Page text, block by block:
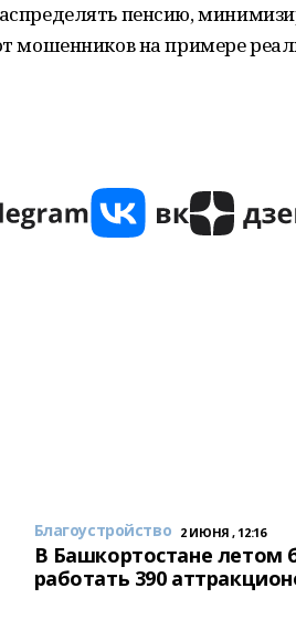
пенсию,
мошенников на примере
Благоустройство 2 ИЮНЯ , 12:16
В Башкортостане летом
работать 390